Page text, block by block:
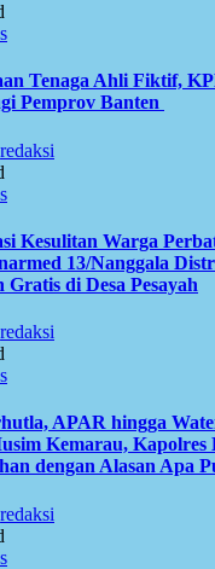
Tenaga Ahli Fiktif,
Pemprov Banten
redaksi
Kesulitan Warga
13/Nanggala
di Desa Pesayah
redaksi
APAR hingga
Kemarau, Kapolres
dengan Alasan Apa
redaksi